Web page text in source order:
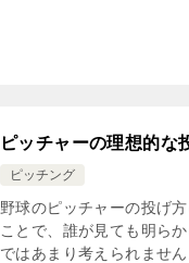
ピッチャーの理想的な
ピッチング
野球のピッチャーの投げ
ことで、誰が見ても明ら
ではあまり考えられませ